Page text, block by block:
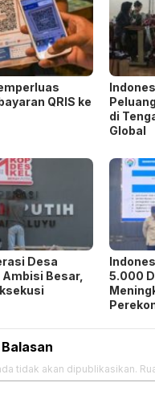
QRIS ke
di
Global
Desa
Ambisi Besar,
5.000
tidak akan dipublikasikan.